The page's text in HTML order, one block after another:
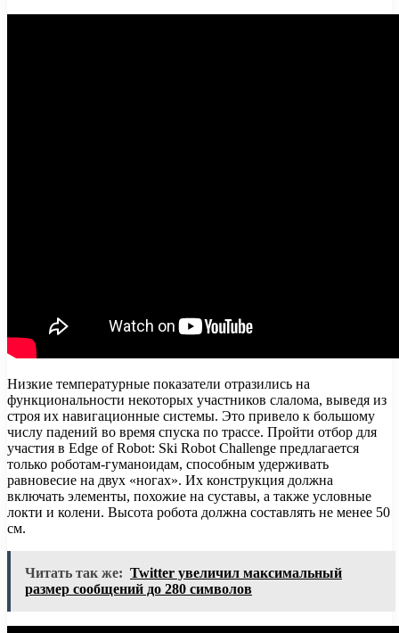
Низкие температурные показатели отразились на
функциональности некоторых участников слалома, выведя из
строя их навигационные системы. Это привело к большому
числу падений во время спуска по трассе. Пройти отбор для
участия в Edge of Robot: Ski Robot Challenge предлагается
только роботам-гуманоидам, способным удерживать
равновесие на двух «ногах». Их конструкция должна
включать элементы, похожие на суставы, а также условные
локти и колени. Высота робота должна составлять не менее 50
см.
Читать так же: Twitter увеличил максимальный
размер сообщений до 280 символов